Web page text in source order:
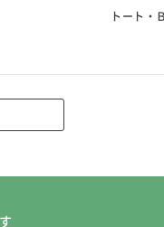
ー）
全のキャップ付き。使いや
トート・